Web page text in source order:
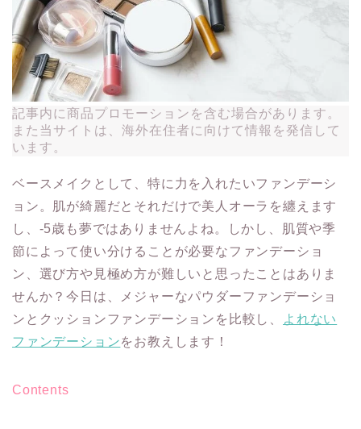
記事内に商品プロモーションを含む場合があります。
また当サイトは、海外在住者に向けて情報を発信して
います。
ベースメイクとして、特に力を入れたいファンデーシ
ョン。肌が綺麗だとそれだけで美人オーラを纏えます
し、-5歳も夢ではありませんよね。しかし、肌質や季
節によって使い分けることが必要なファンデーショ
ン、選び方や見極め方が難しいと思ったことはありま
せんか？今日は、メジャーなパウダーファンデーショ
ンとクッションファンデーションを比較し、
よれない
ファンデーションをお教えします！
Contents